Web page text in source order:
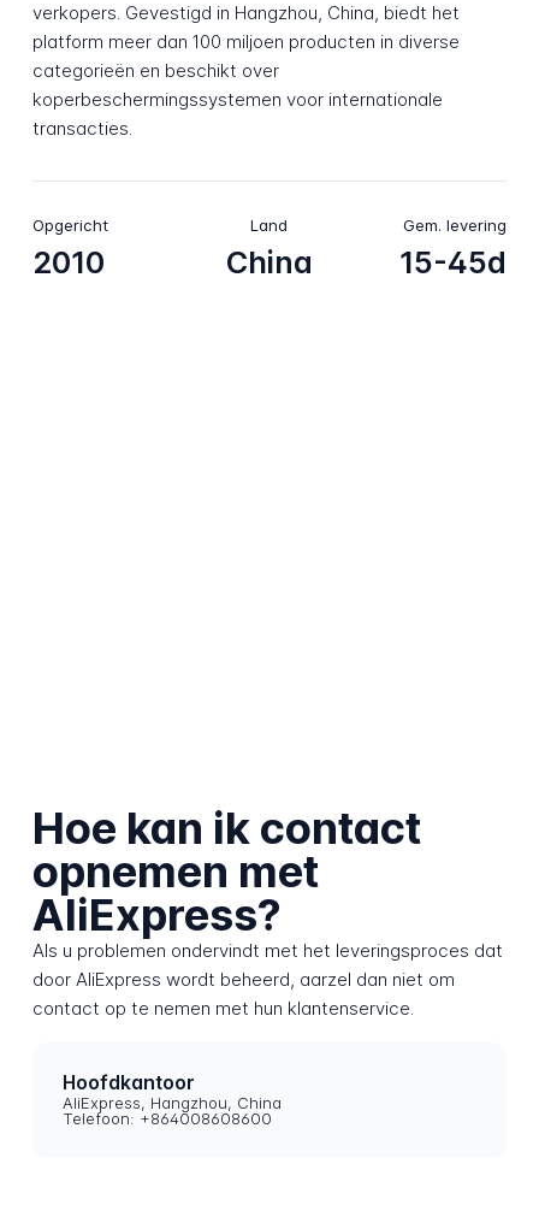
verkopers. Gevestigd in Hangzhou, China, biedt het
platform meer dan 100 miljoen producten in diverse
categorieën en beschikt over
koperbeschermingssystemen voor internationale
transacties.
Opgericht
2010
Land
China
Gem. levering
15-45d
Hoe kan ik contact
opnemen met
AliExpress?
Als u problemen ondervindt met het leveringsproces dat
door AliExpress wordt beheerd, aarzel dan niet om
contact op te nemen met hun klantenservice.
Hoofdkantoor
AliExpress, Hangzhou, China
Telefoon: +864008608600